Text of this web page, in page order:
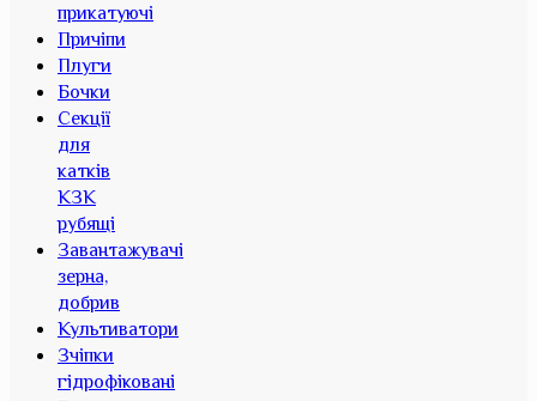
прикатуючі
Причіпи
Плуги
Бочки
Секції
для
катків
КЗК
рубящі
Завантажувачі
зерна,
добрив
Культиватори
Зчіпки
гідрофіковані